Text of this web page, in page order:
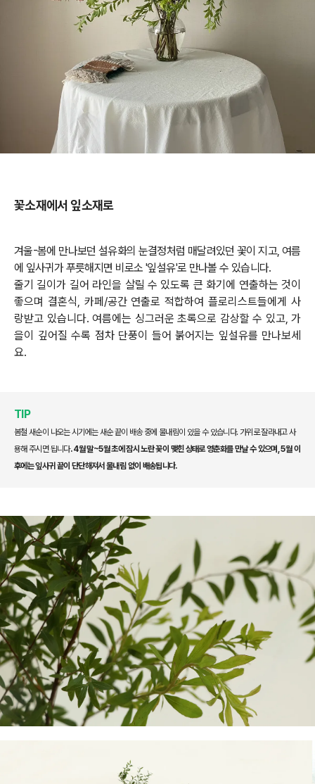
꽃소재에서 잎소재로
겨울-봄에 만나보던 설유화의 눈결정처럼 매달려있던 꽃이 지고, 여름
에 잎사귀가 푸릇해지면 비로소 '잎설유'로 만나볼 수 있습니다.
줄기 길이가 길어 라인을 살릴 수 있도록 큰 화기에 연출하는 것이
좋으며 결혼식, 카페/공간 연출로 적합하여 플로리스트들에게 사
랑받고 있습니다. 여름에는 싱그러운 초록으로 감상할 수 있고, 가
을이 깊어질 수록 점차 단풍이 들어 붉어지는 잎설유를 만나보세
요.
TIP
봄철 새순이 나오는 시기에는 새순 끝이 배송 중에 물내림이 있을 수 있습니다. 가위로 잘라내고 사
용해 주시면 됩니다.4월 말~5월 초에 잠시 노란 꽃이 맺힌 상태로 영춘화를 만날 수 있으며, 5월 이
후에는 잎사귀 끝이 단단해져서 물내림 없이 배송됩니다.